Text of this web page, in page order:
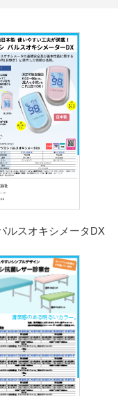
ルスオキシメータDX